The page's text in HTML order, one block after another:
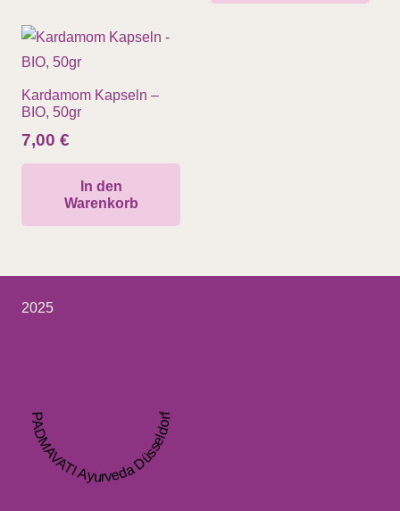
Kardamom Kapseln –
BIO, 50gr
7,00 €
In den
Warenkorb
2025
PADMAVATI Ayurveda Düsseldorf